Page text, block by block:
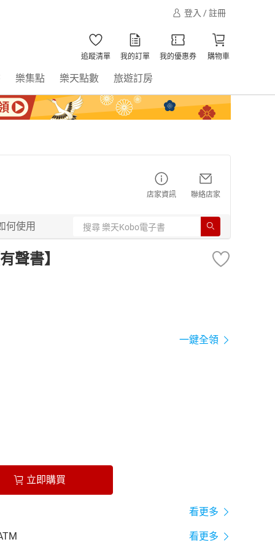
登入 / 註冊
追蹤清單 我的訂單 我的優惠券 購物車
樂集點 樂天點數 旅遊訂房
店家資訊 聯絡店家
何使用
聲書】
一鍵全領
立即購買
看更多
看更多